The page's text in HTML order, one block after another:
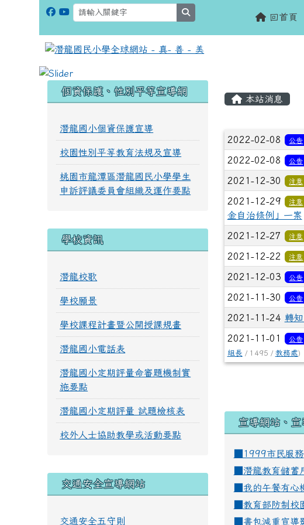
回首頁
本站消息
文章列表
2022-02-08 公告
2022-02-08 公告
2021-12-30 注意
2021-12-29 注意
金自治條例」一案
2021-12-27 注意
2021-12-22 注意
2021-12-03 公告
2021-11-30 公告
2021-11-24 轉
2021-11-01 公告
組長 / 1495 / 教務處)
宣導網站、宣
■1999市民服務
潛龍教育儲蓄
我的午餐有心
教育部防制校
書包減重宣導
個資保護、性別平等宣導網
潛龍國小個資保護宣導
校園性別平等教育法規及宣導
桃園市龍潭區潛龍國民小學學生
申訴評議委員會組織及運作要點
學校資訊
潛龍校歌
學校願景
學校課程計畫暨公開授課規畫
潛龍國小電話表
潛龍國小定期評量命審題機制實
施要點
潛龍國小定期評量 試題檢核表
校外人士協助教學或活動要點
交通安全宣導網站
交通安全五守則